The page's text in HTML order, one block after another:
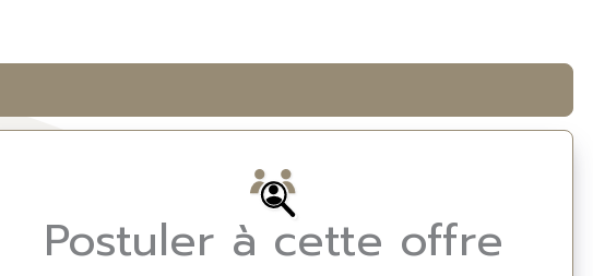
Postuler à cette offre